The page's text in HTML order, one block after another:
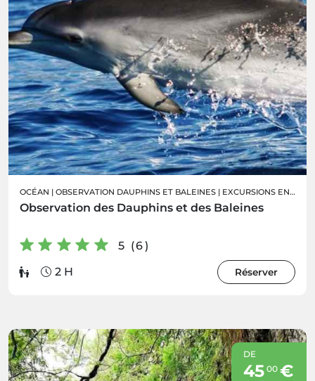
OCÉAN | OBSERVATION DAUPHINS ET BALEINES | EXCURSIONS EN BATEAU
Observation des Dauphins et des Baleines
5 (6)
2 H
Réserver
DE
45 00€